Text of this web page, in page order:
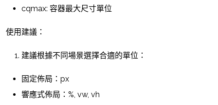
cqmax: 容器最大尺寸單位
使用建議：
建議根據不同場景選擇合適的單位：
固定佈局：px
響應式佈局：%, vw, vh